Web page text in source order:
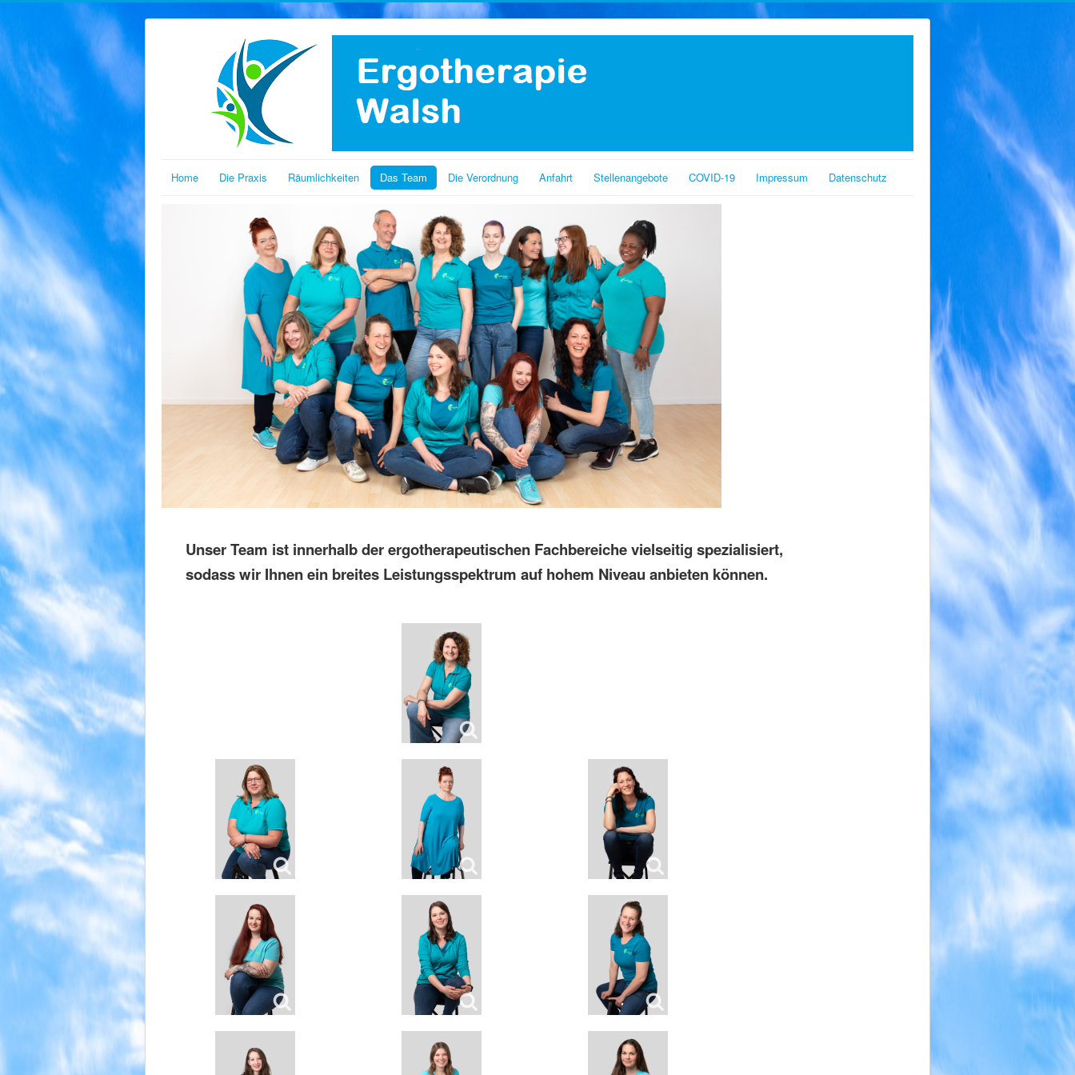
Home Die Praxis Räumlichkeiten Das Team Die Verordnung Anfahrt Stellenangebote COVID-19 Impressum Datenschutz
Unser Team ist innerhalb der ergotherapeutischen Fachbereiche vielseitig spezialisiert,
sodass wir Ihnen ein breites Leistungsspektrum auf hohem Niveau anbieten können.